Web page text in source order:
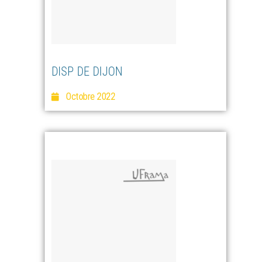
DISP DE DIJON
Octobre 2022